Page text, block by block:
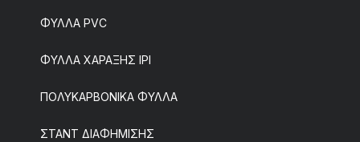
ΦΥΛΛΑ PVC
ΦΥΛΛΑ ΧΑΡΑΞΗΣ IPI
ΠΟΛΥΚΑΡΒΟΝΙΚΑ ΦΥΛΛΑ
ΣΤΑΝΤ ΔΙΑΦΗΜΙΣΗΣ